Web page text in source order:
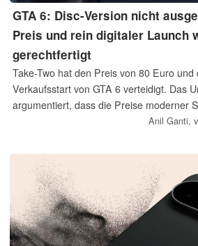
GTA 6: Disc-Version nicht
Preis und rein digitaler Launch
gerechtfertigt
Take-Two hat den Preis von 80 Euro und
Verkaufsstart von GTA 6 verteidigt. Das
argumentiert, dass die Preise moderner
Inflation Schritt gehalten hätten und
spätere Veröffentlichung auf Disc
Anil Ganti,